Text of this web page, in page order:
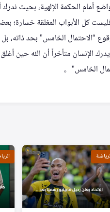
أمام الحكمة الإلهية، بحيث
كل الأبواب المغلقة خسارة؛
“الاحتمال الخامس” بحد ذاته،
الإنسان متأخراً أن الله حين
الخامس”。